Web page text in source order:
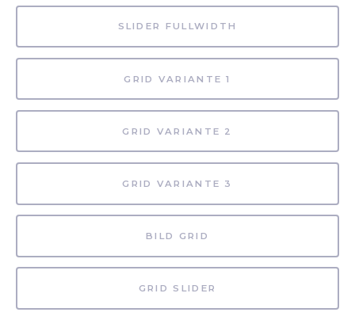
SLIDER FULLWIDTH
GRID VARIANTE 1
GRID VARIANTE 2
GRID VARIANTE 3
BILD GRID
GRID SLIDER